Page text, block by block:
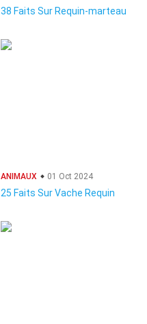
38 Faits Sur Requin-marteau
ANIMAUX 01 Oct 2024
25 Faits Sur Vache Requin